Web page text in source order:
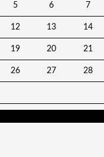
5 6 7
12 13 14
19 20 21
26 27 28